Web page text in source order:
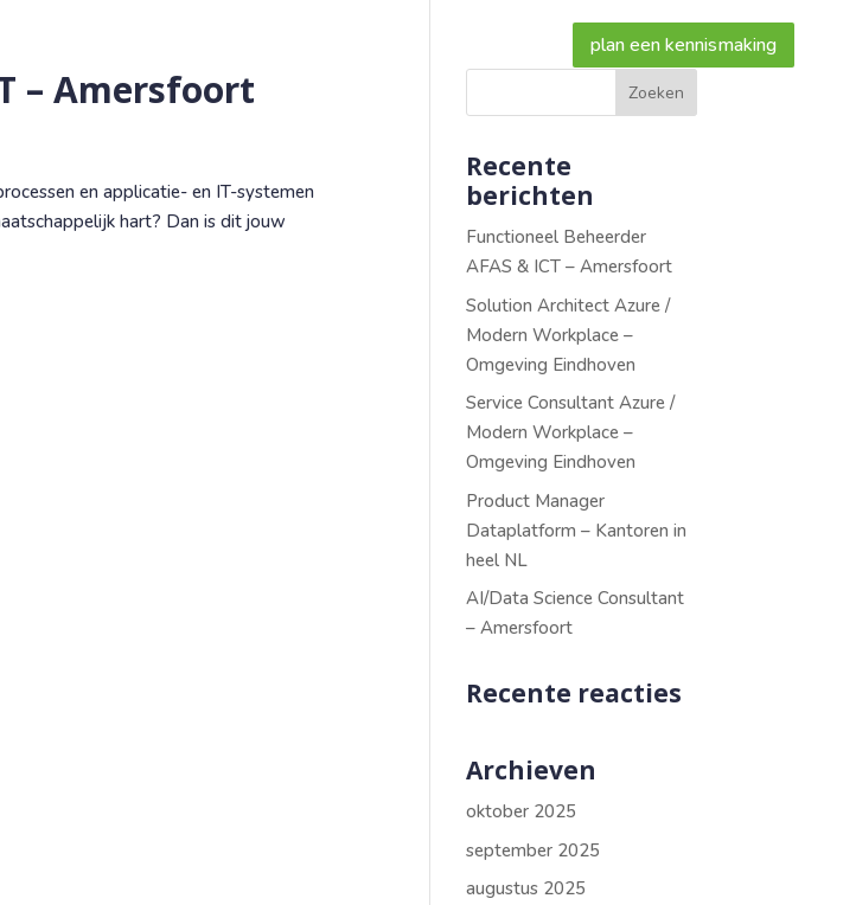
plan een kennismaking
– Amersfoort
en applicatie- en IT-systemen
hart? Dan is dit jouw
Recente
berichten
Functioneel Beheerder
AFAS & ICT – Amersfoort
Solution Architect Azure /
Modern Workplace –
Omgeving Eindhoven
Service Consultant Azure /
Modern Workplace –
Omgeving Eindhoven
Product Manager
Dataplatform – Kantoren in
heel NL
AI/Data Science Consultant
– Amersfoort
Recente reacties
Archieven
oktober 2025
september 2025
augustus 2025